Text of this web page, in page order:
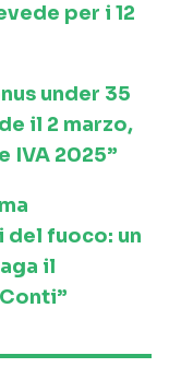
per i 12
under 35
il 2 marzo,
IVA 2025”
del fuoco: un
il